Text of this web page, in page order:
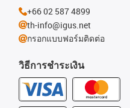
วิธีการชำระเงิน
+66 02 587 4899
th-info@igus.net
กรอกแบบฟอร์มติดต่อ